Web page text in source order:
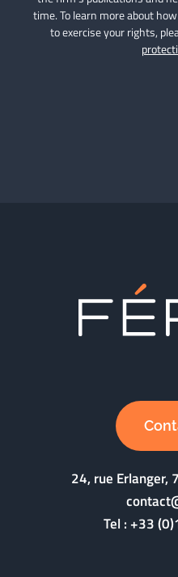
time. To learn more about
to exercise your rights,
24, rue Erlanger,
Tel :+33